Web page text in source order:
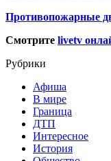
Противопожарные
Смотрите livetv
Рубрики
Афиша
В мире
Граница
ДТП
Интересное
История